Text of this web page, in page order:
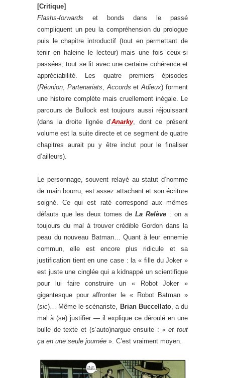
[Critique]
Flashs-forwards et bonds dans le passé
compliquent un peu la compréhension du prologue
puis le chapitre introductif (tout en permettant de
tenir en haleine le lecteur) mais une fois ceux-si
passées, tout se lit avec une certaine cohérence et
appréciabilité. Les quatre premiers épisodes
(Réunion, Partenariats,Accords etAdieux) forment
une histoire complète mais cruellement inégale. Le
parcours de Bullock est toujours aussi réjouissant
(dans la droite lignée d’Anarky, dont ce présent
volume est la suite directe et ce segment de quatre
chapitres aurait pu y être inclut pour le finaliser
d’ailleurs).
Le personnage, souvent relayé au statut d’homme
de main bourru, est assez attachant et son écriture
soigné. Ce qui est raté correspond aux mêmes
défauts que les deux tomes de La Relève : on a
toujours du mal à trouver crédible Gordon dans la
peau du nouveau Batman… Quant à leur ennemie
commun, elle est encore plus ridicule et sa
justification tient en une case : la « fille du Joker »
est juste une cinglée qui a kidnappé un scientifique
pour lui faire construire un « Robot Joker »
gigantesque pour affronter le « Robot Batman »
(sic)… Même le scénariste, Brian Buccellato, a du
mal à (se) justifier — il explique ce déroulé en une
bulle de texte et (s’auto)nargue ensuite : «et tout
ça en une seule journée ». C’est vraiment moyen.